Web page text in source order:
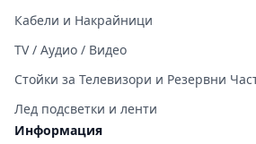
Кабели и Накрайници
TV / Аудио / Видео
Стойки за Телевизори и Резервни
Лед подсветки и ленти
Информация